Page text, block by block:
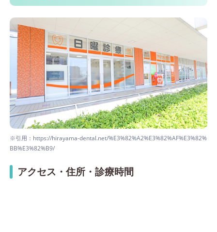
※引用：https://hirayama-dental.net/%E3%82%A2%E3%82%AF%E3%82%
BB%E3%82%B9/
アクセス・住所・診療時間